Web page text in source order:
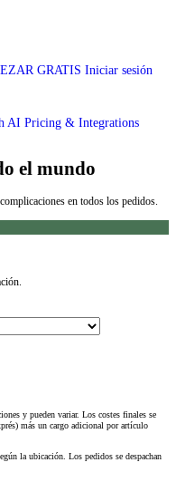
GRATIS Iniciar sesión
AI Pricing & Integrations
el mundo
en todos los pedidos.
y pueden variar. Los costes finales se
más un cargo adicional por artículo
la ubicación. Los pedidos se despachan